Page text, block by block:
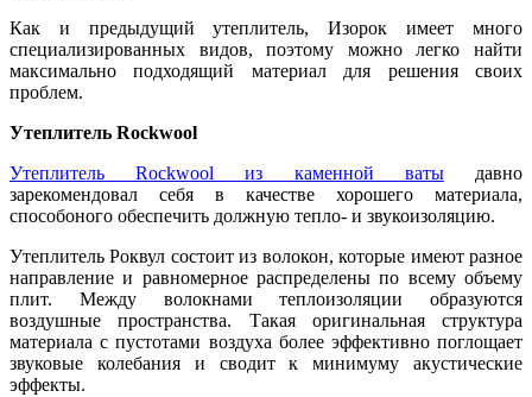
Как и предыдущий утеплитель, Изорок имеет много
специализированных видов, поэтому можно легко найти
максимально подходящий материал для решения своих
проблем.
Утеплитель Rockwool
Утеплитель Rockwool из каменной ватыдавно
зарекомендовал себя в качестве хорошего материала,
способоного обеспечить должную тепло- и звукоизоляцию.
Утеплитель Роквул состоит из волокон, которые имеют разное
направление и равномерное распределены по всему объему
плит. Между волокнами теплоизоляции образуются
воздушные пространства. Такая оригинальная структура
материала с пустотами воздуха более эффективно поглощает
звуковые колебания и сводит к минимуму акустические
эффекты.